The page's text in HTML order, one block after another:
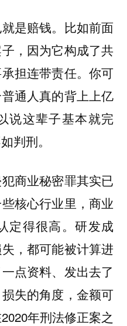
是赔钱。比如前面
，因为它构成了共
担连带责任。你可
通人真的背上上亿
说这辈子基本就完
判刑。
商业秘密罪其实已
核心行业里，商业
定得很高。研发成
，都可能被计算进
点资料、发出去了
失的角度，金额可
年刑法修正案之